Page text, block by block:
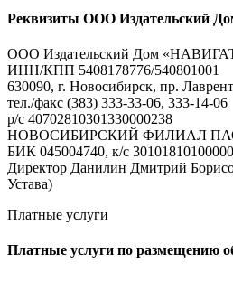
Реквизиты ООО Издательский
ООО Издательский Дом
ИНН/КПП 5408178776/540801001
630090, г. Новосибирск, пр.
тел./факс (383) 333-33-06, 333-14-06
р/с 40702810301330000238
НОВОСИБИРСКИЙ ФИЛИАЛ
БИК 045004740, к/с
Директор Данилин Дмитрий
Устава)
Платные услуги
Платные услуги по размещению